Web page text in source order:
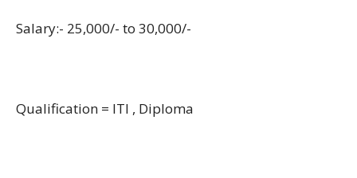
Salary:- 25,000/- to 30,000/-
Qualification = ITI , Diploma